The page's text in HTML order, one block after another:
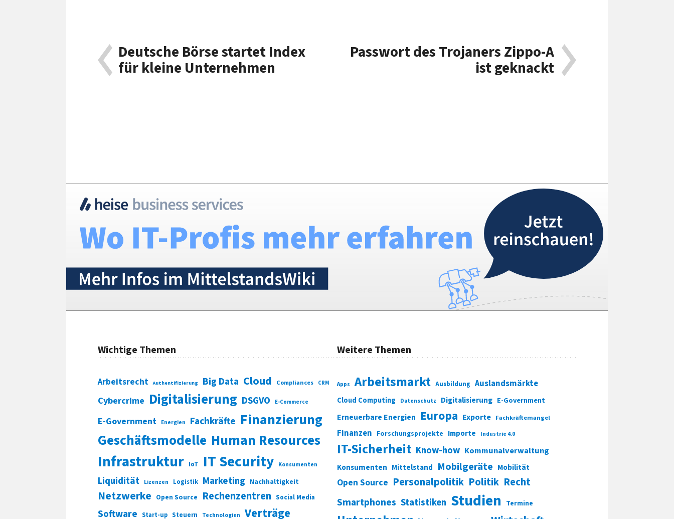
Deutsche Börse startet Index
für kleine Unternehmen
Passwort des Trojaners Zippo-A
ist geknackt
Wichtige Themen
Arbeitsrecht Authentifizierung Big Data Cloud Compliances CRM
Cybercrime Digitalisierung DSGVO E-Commerce
E-Government Energien Fachkräfte Finanzierung
Geschäftsmodelle Human Resources
Infrastruktur IoT IT Security Konsumenten
Liquidität Lizenzen Logistik Marketing Nachhaltigkeit
Netzwerke Open Source Rechenzentren Social Media
Software Start-up Steuern Technologien Verträge
Weitere Themen
Apps Arbeitsmarkt Ausbildung Auslandsmärkte
Cloud Computing Datenschutz Digitalisierung E-Government
Erneuerbare Energien Europa Exporte Fachkräftemangel
Finanzen Forschungsprojekte Importe Industrie 4.0
IT-Sicherheit Know-how Kommunalverwaltung
Konsumenten Mittelstand Mobilgeräte Mobilität
Open Source Personalpolitik Politik Recht
Smartphones Statistiken Studien Termine